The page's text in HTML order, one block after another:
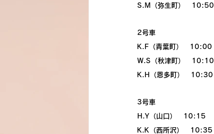
S.M（弥生町）　10:50
2号車
K.F（青葉町）　10:00
W.S（秋津町）　10:10
K.H（恩多町）　10:30
3号車
H.Y（山口）　10:15
K.K（西所沢）　10:35